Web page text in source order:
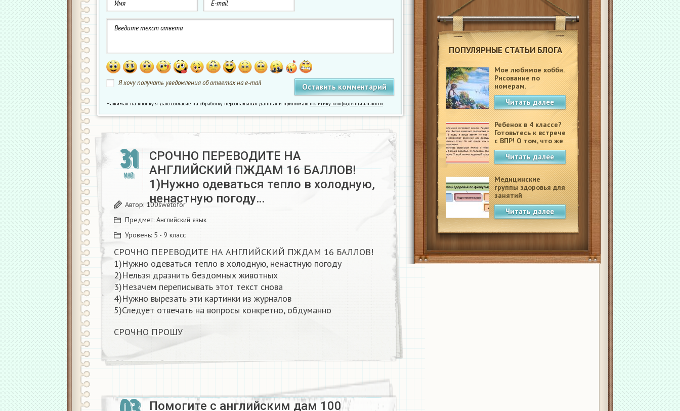
ПОПУЛЯРНЫЕ СТАТЬИ БЛОГА
Мое любимое хобби.
Рисование по
номерам.
Читать далее
Ребенок в 4 классе?
Готовьтесь к встрече
с ВПР! О том, что же
это такое.
Читать далее
Медицинские
группы здоровья для
занятий
физкультурой в
школеЧитать далее
Я хочу получать уведомления об ответах на e-mail
Нажимая на кнопку я даю согласие на обработку персональных данных и принимаю политику конфиденциальности.
31
МАЙ
СРОЧНО ПЕРЕВОДИТЕ НА
АНГЛИЙСКИЙ ПЖДАМ 16 БАЛЛОВ!
1)Нужно одеваться тепло в холодную,
ненастную погоду…
Автор: 100swetofor
Предмет: Английский язык
Уровень: 5 - 9 класс
СРОЧНО ПЕРЕВОДИТЕ НА АНГЛИЙСКИЙ ПЖДАМ 16 БАЛЛОВ!
1)Нужно одеваться тепло в холодную, ненастную погоду
2)Нельзя дразнить бездомных животных
3)Незачем переписывать этот текст снова
4)Нужно вырезать эти картинки из журналов
5)Следует отвечать на вопросы конкретно, обдуманно
СРОЧНО ПРОШУ​
Помогите с английским дам 100